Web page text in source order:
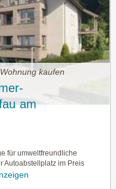
kaufen
am
Für den
für umweltfreundliche
Autoabstellplatz im Preis